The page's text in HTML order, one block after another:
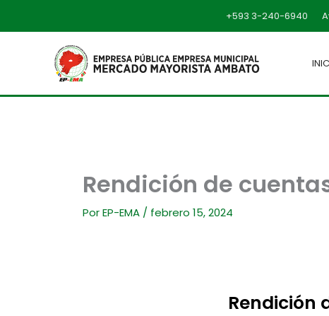
+593 3-240-6940
Rendición de
PorEP-EMA / febrero 15, 2024
Rendición